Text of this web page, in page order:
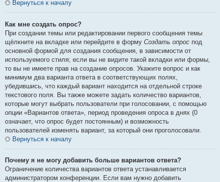
Вернуться к началу
Как мне создать опрос?
При создании темы или редактировании первого сообщения темы
щёлкните на вкладке или перейдите в форму Создать опрос под
основной формой для создания сообщения, в зависимости от
используемого стиля; если вы не видите такой вкладки или формы,
то вы не имеете прав на создание опросов. Укажите вопрос и как
минимум два варианта ответа в соответствующих полях,
убедившись, что каждый вариант находится на отдельной строке
текстового поля. Вы также можете задать количество вариантов,
которые могут выбрать пользователи при голосовании, с помощью
опции «Вариантов ответа», период проведения опроса в днях (0
означает, что опрос будет постоянным) и возможность
пользователей изменять вариант, за который они проголосовали.
Вернуться к началу
Почему я не могу добавить больше вариантов ответа?
Ограничение количества вариантов ответа устанавливается
администратором конференции. Если вам нужно добавить